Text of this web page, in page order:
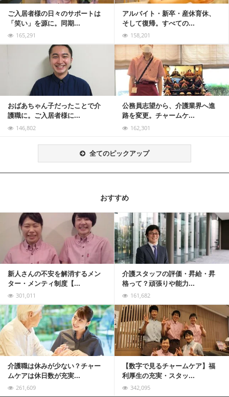
ご入居者様の日々のサポートは
「笑い」を源に。同期...
165,291
アルバイト・新卒・産休育休、
そして復帰。すべての...
158,201
おばあちゃん子だったことで介
護職に。ご入居者様に...
146,802
公務員志望から、介護業界へ進
路を変更。チャームケ...
162,301
全てのピックアップ
おすすめ
新人さんの不安を解消するメン
ター・メンティ制度【...
301,011
介護スタッフの評価・昇給・昇
格って？頑張りや能力...
161,682
記事を読む
介護職は休みが少ない？チャー
ムケアは休日数が充実...
261,609
【数字で見るチャームケア】福
利厚生の充実・スタッ...
342,095
記事を読む